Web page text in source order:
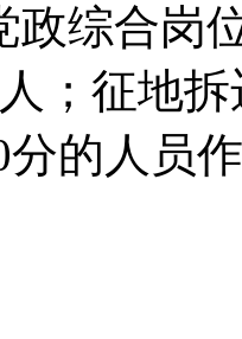
政综合岗
；征地
分的人员